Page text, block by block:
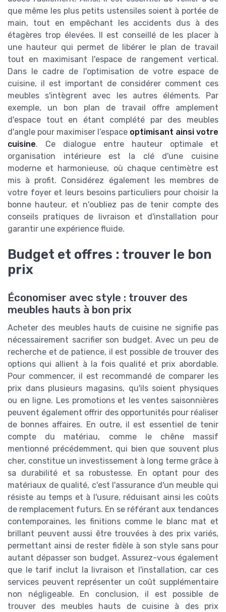
que même les plus petits ustensiles soient à portée de
main, tout en empêchant les accidents dus à des
étagères trop élevées. Il est conseillé de les placer à
une hauteur qui permet de libérer le plan de travail
tout en maximisant l'espace de rangement vertical.
Dans le cadre de l'optimisation de votre espace de
cuisine, il est important de considérer comment ces
meubles s'intègrent avec les autres éléments. Par
exemple, un bon plan de travail offre amplement
d'espace tout en étant complété par des meubles
d'angle pour maximiser l’espace optimisant ainsi votre
cuisine. Ce dialogue entre hauteur optimale et
organisation intérieure est la clé d'une cuisine
moderne et harmonieuse, où chaque centimètre est
mis à profit. Considérez également les membres de
votre foyer et leurs besoins particuliers pour choisir la
bonne hauteur, et n'oubliez pas de tenir compte des
conseils pratiques de livraison et d'installation pour
garantir une expérience fluide.
Budget et offres : trouver le bon
prix
Économiser avec style : trouver des
meubles hauts à bon prix
Acheter des meubles hauts de cuisine ne signifie pas
nécessairement sacrifier son budget. Avec un peu de
recherche et de patience, il est possible de trouver des
options qui allient à la fois qualité et prix abordable.
Pour commencer, il est recommandé de comparer les
prix dans plusieurs magasins, qu'ils soient physiques
ou en ligne. Les promotions et les ventes saisonnières
peuvent également offrir des opportunités pour réaliser
de bonnes affaires. En outre, il est essentiel de tenir
compte du matériau, comme le chêne massif
mentionné précédemment, qui bien que souvent plus
cher, constitue un investissement à long terme grâce à
sa durabilité et sa robustesse. En optant pour des
matériaux de qualité, c'est l'assurance d'un meuble qui
résiste au temps et à l'usure, réduisant ainsi les coûts
de remplacement futurs. En se référant aux tendances
contemporaines, les finitions comme le blanc mat et
brillant peuvent aussi être trouvées à des prix variés,
permettant ainsi de rester fidèle à son style sans pour
autant dépasser son budget. Assurez-vous également
que le tarif inclut la livraison et l'installation, car ces
services peuvent représenter un coût supplémentaire
non négligeable. En conclusion, il est possible de
trouver des meubles hauts de cuisine à des prix